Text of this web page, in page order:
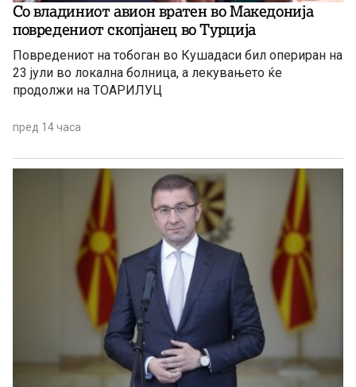
Со владиниот авион вратен во Македонија
повредениот скопјанец во Турција
Повредениот на тобоган во Кушадаси бил опериран на
23 јули во локална болница, а лекувањето ќе
продолжи на ТОАРИЛУЦ
пред 14 часа